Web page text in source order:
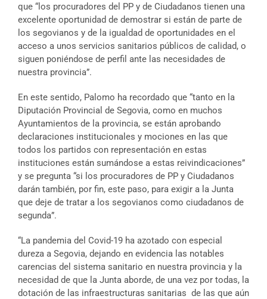
que “los procuradores del PP y de Ciudadanos tienen una
excelente oportunidad de demostrar si están de parte de
los segovianos y de la igualdad de oportunidades en el
acceso a unos servicios sanitarios públicos de calidad, o
siguen poniéndose de perfil ante las necesidades de
nuestra provincia”.
En este sentido, Palomo ha recordado que “tanto en la
Diputación Provincial de Segovia, como en muchos
Ayuntamientos de la provincia, se están aprobando
declaraciones institucionales y mociones en las que
todos los partidos con representación en estas
instituciones están sumándose a estas reivindicaciones”
y se pregunta “si los procuradores de PP y Ciudadanos
darán también, por fin, este paso, para exigir a la Junta
que deje de tratar a los segovianos como ciudadanos de
segunda”.
“La pandemia del Covid-19 ha azotado con especial
dureza a Segovia, dejando en evidencia las notables
carencias del sistema sanitario en nuestra provincia y la
necesidad de que la Junta aborde, de una vez por todas, la
dotación de las infraestructuras sanitarias de las que aún